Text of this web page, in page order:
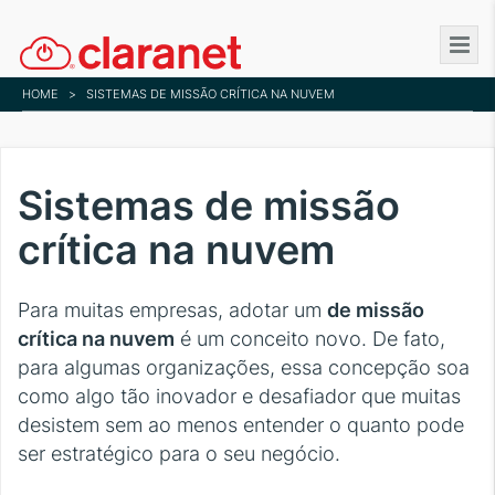
to
main
content
HOME > SISTEMAS DE MISSÃO CRÍTICA NA NUVEM
Sistemas de missão
crítica na nuvem
Para muitas empresas, adotar um de missão
crítica na nuvem é um conceito novo. De fato,
para algumas organizações, essa concepção soa
como algo tão inovador e desafiador que muitas
desistem sem ao menos entender o quanto pode
ser estratégico para o seu negócio.